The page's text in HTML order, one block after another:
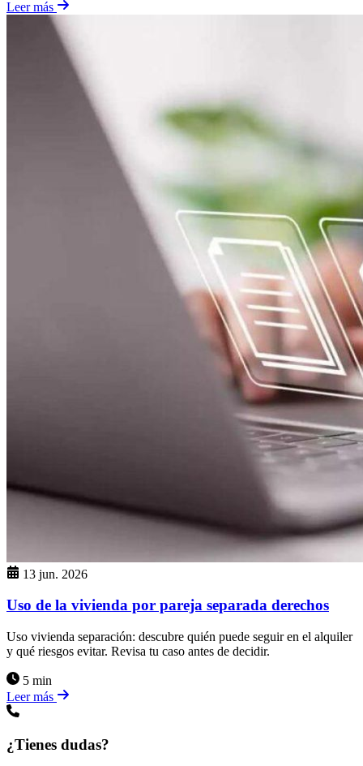
Leer más
13 jun. 2026
Uso de la vivienda por pareja separada derechos
Uso vivienda separación: descubre quién puede seguir en el alquiler
y qué riesgos evitar. Revisa tu caso antes de decidir.
5 min
Leer más
¿Tienes dudas?